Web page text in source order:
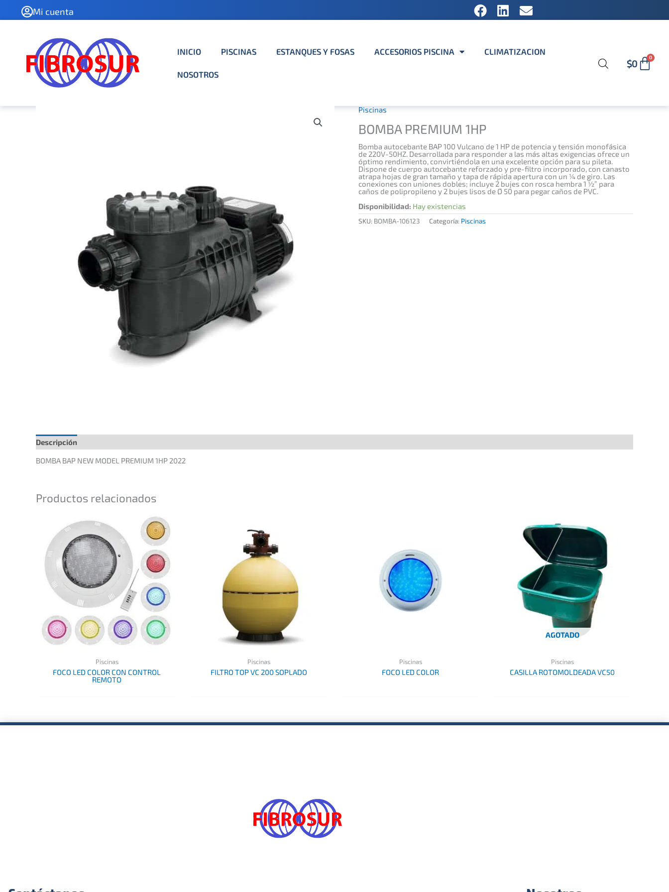
contenido
Mi cuenta
F
a
e
b
L
i
k
e
E
n
e
l
INICIO PISCINAS ESTANQUES Y FOSAS ACCESORIOS PISCINA CLIMATIZACION
NOSOTROS
$0
0
Piscinas
BOMBA PREMIUM 1HP
Bomba autocebante BAP 100 Vulcano de 1 HP de potencia y tensión monofásica
de 220V-50HZ. Desarrollada para responder a las más altas exigencias ofrece un
óptimo rendimiento, convirtiéndola en una excelente opción para su pileta.
Dispone de cuerpo autocebante reforzado y pre-filtro incorporado, con canasto
atrapa hojas de gran tamaño y tapa de rápida apertura con un ¼ de giro. Las
conexiones con uniones dobles; incluye 2 bujes con rosca hembra 1 ½” para
caños de polipropileno y 2 bujes lisos de Ø 50 para pegar caños de PVC.
Disponibilidad: Hay existencias
SKU: BOMBA-106123 Categoría: Piscinas
Descripción
BOMBA BAP NEW MODEL PREMIUM 1HP 2022
Productos relacionados
Piscinas
FOCO LED COLOR CON CONTROL
REMOTO
Piscinas
FILTRO TOP VC 200 SOPLADO
Piscinas
FOCO LED COLOR
AGOTADO
Piscinas
CASILLA ROTOMOLDEADA VC50